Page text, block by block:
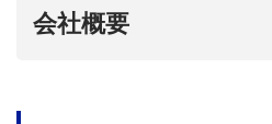
会社概要